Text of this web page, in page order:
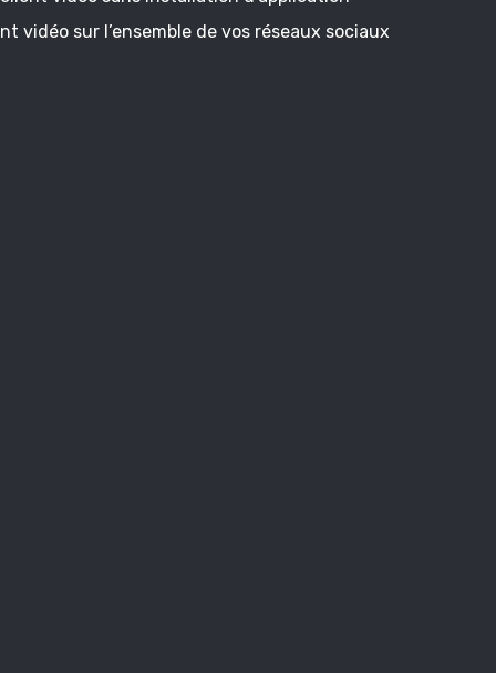
vidéo sur l’ensemble de vos réseaux sociaux